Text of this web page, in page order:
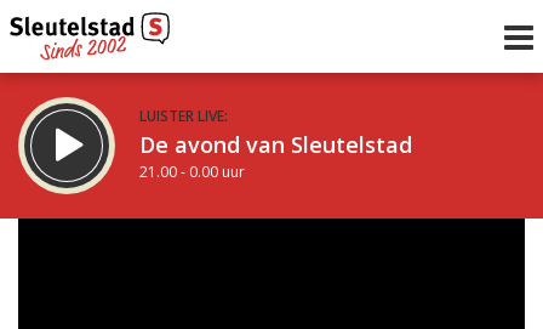
LUISTER LIVE:
De avond van Sleutelstad
21.00 - 0.00 uur